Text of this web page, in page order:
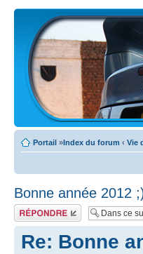
Portail »Index du forum ‹ Vie
Bonne année 2012
Écrire un
commentaire
Re: Bonne